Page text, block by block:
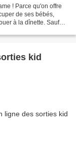
! Parce qu'on offre
de ses bébés,
à la dînette. Sauf
kid